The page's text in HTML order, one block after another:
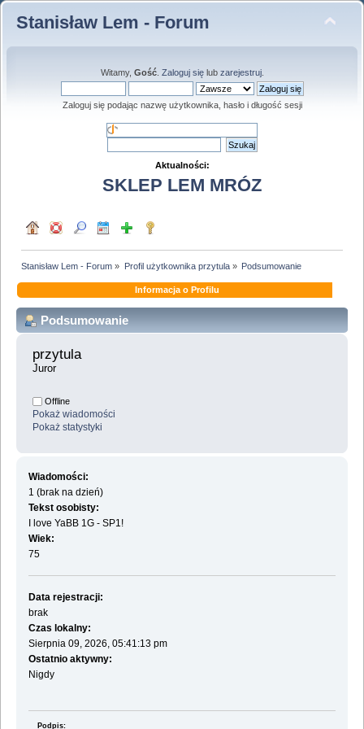
Stanisław Lem - Forum
Witamy, Gość. Zaloguj sięlub zarejestruj.
Zaloguj się podając nazwę użytkownika, hasło i długość sesji
Aktualności:
SKLEP LEM MRÓZ
Stanisław Lem - Forum » Profil użytkownika przytula» Podsumowanie
Informacja o Profilu
Podsumowanie
przytula
Juror
Offline
Pokaż wiadomości
Pokaż statystyki
Wiadomości:
1 (brak na dzień)
Tekst osobisty:
I love YaBB 1G - SP1!
Wiek:
75
Data rejestracji:
brak
Czas lokalny:
Sierpnia 09, 2026, 05:41:13 pm
Ostatnio aktywny:
Nigdy
Podpis: